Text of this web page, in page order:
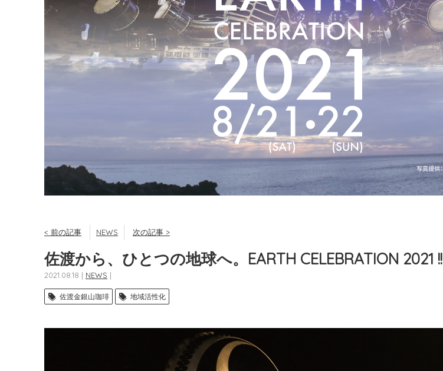
< 前の記事 NEWS 次の記事 >
佐渡から、ひとつの地球へ。EARTH CELEBRATION 2021 !!
2021.08.18 | NEWS |
佐渡金銀山珈琲 地域活性化